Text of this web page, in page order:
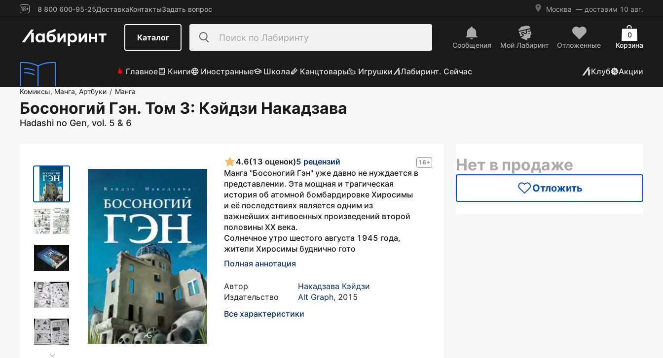
8 800 600-95-25ДоставкаКонтактыЗадать вопрос Москва — доставим 10 авг.
Каталог
Сообщения Mой Лабиринт Отложенные Корзина
0
Главное Книги Иностранные Школа Канцтовары Игрушки Лабиринт. Сейчас Клуб Акции
Комиксы, Манга, Артбуки / Манга
Босоногий Гэн. Том 3: Кэйдзи Накадзава
Hadashi no Gen, vol. 5 & 6
16+
4.6(13 оценок)5 рецензий
Манга "Босоногий Гэн" уже давно не нуждается в
представлении. Эта мощная и трагическая
история об атомной бомбардировке Хиросимы
и её последствиях является одним из
важнейших антивоенных произведений второй
половины XX века.
Солнечное утро шестого августа 1945 года,
жители Хиросимы буднично гото
Полная аннотация
Автор
Накадзава Кэйдзи
Издательство
Alt Graph, 2015
Все характеристики
Нет в продаже
Отложить